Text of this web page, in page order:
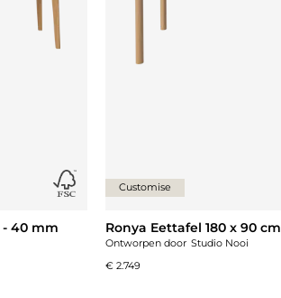
- 40 mm
Customise
Ronya Eettafel 180 x 90 cm
Ontworpen door Studio Nooi
€ 2.749